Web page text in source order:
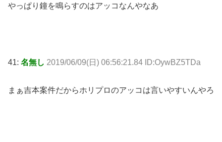
やっぱり鐘を鳴らすのはアッコなんやなあ
41: 名無し 2019/06/09(日) 06:56:21.84 ID:OywBZ5TDa
まぁ吉本案件だからホリプロのアッコは言いやすいんやろ